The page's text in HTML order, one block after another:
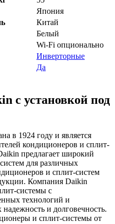
Япония
Китай
Белый
Wi-Fi опционально
Инверторные
Да
с установкой под
в 1924 году и является
кондиционеров и сплит-
предлагает широкий
для различных
и сплит-систем
Компания Daikin
системы с
технологий и
и долговечность.
и сплит-системы от